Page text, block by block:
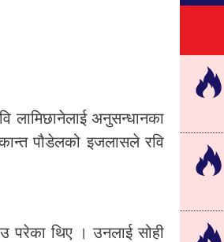
लामिछानेलाई अनुसन्धानका
पौडेलको इजलासले रवि
परेका थिए । उनलाई सोही